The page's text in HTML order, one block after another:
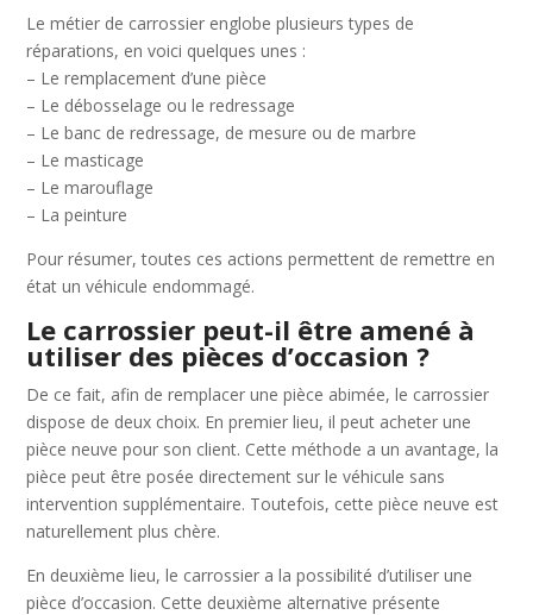
Le métier de carrossier englobe plusieurs types de
réparations, en voici quelques unes :
– Le remplacement d’une pièce
– Le débosselage ou le redressage
– Le banc de redressage, de mesure ou de marbre
– Le masticage
– Le marouflage
– La peinture
Pour résumer, toutes ces actions permettent de remettre en
état un véhicule endommagé.
Le carrossier peut-il être amené à
utiliser des pièces d’occasion ?
De ce fait, afin de remplacer une pièce abimée, le carrossier
dispose de deux choix. En premier lieu, il peut acheter une
pièce neuve pour son client. Cette méthode a un avantage, la
pièce peut être posée directement sur le véhicule sans
intervention supplémentaire. Toutefois, cette pièce neuve est
naturellement plus chère.
En deuxième lieu, le carrossier a la possibilité d’utiliser une
pièce d’occasion. Cette deuxième alternative présente